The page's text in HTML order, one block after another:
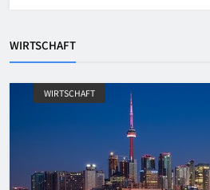
WIRTSCHAFT
WIRTSCHAFT